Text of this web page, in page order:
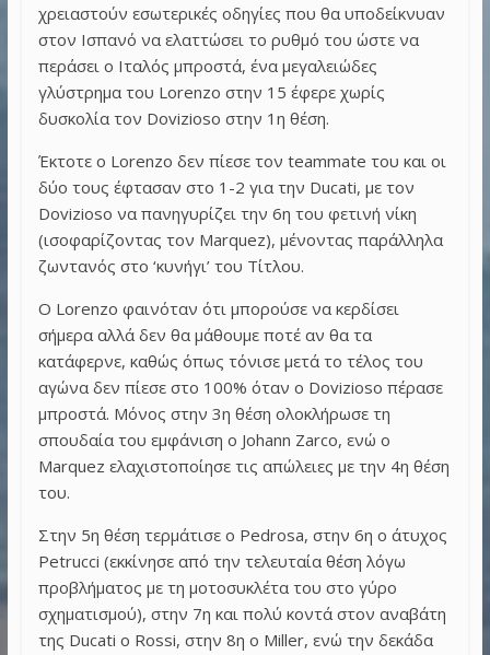
χρειαστούν εσωτερικές οδηγίες που θα υποδείκνυαν
στον Ισπανό να ελαττώσει το ρυθμό του ώστε να
περάσει ο Ιταλός μπροστά, ένα μεγαλειώδες
γλύστρημα του Lorenzo στην 15 έφερε χωρίς
δυσκολία τον Dovizioso στην 1η θέση.
Έκτοτε ο Lorenzo δεν πίεσε τον teammate του και οι
δύο τους έφτασαν στο 1-2 για την Ducati, με τον
Dovizioso να πανηγυρίζει την 6η του φετινή νίκη
(ισοφαρίζοντας τον Marquez), μένοντας παράλληλα
ζωντανός στο ‘κυνήγι’ του Τίτλου.
Ο Lorenzo φαινόταν ότι μπορούσε να κερδίσει
σήμερα αλλά δεν θα μάθουμε ποτέ αν θα τα
κατάφερνε, καθώς όπως τόνισε μετά το τέλος του
αγώνα δεν πίεσε στο 100% όταν ο Dovizioso πέρασε
μπροστά. Μόνος στην 3η θέση ολοκλήρωσε τη
σπουδαία του εμφάνιση ο Johann Zarco, ενώ ο
Marquez ελαχιστοποίησε τις απώλειες με την 4η θέση
του.
Στην 5η θέση τερμάτισε ο Pedrosa, στην 6η ο άτυχος
Petrucci (εκκίνησε από την τελευταία θέση λόγω
προβλήματος με τη μοτοσυκλέτα του στο γύρο
σχηματισμού), στην 7η και πολύ κοντά στον αναβάτη
της Ducati ο Rossi, στην 8η ο Miller, ενώ την δεκάδα